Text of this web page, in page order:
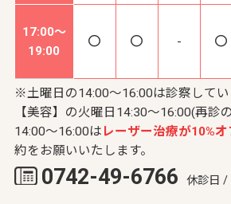
17:00～
19:00
-
※土曜日の14:00～16:00は診察してい
【美容】の火曜日14:30～16:00(再診
14:00～16:00は レーザー治療が10%オ
約をお願いいたします。
0742-49-6766 休診日 /